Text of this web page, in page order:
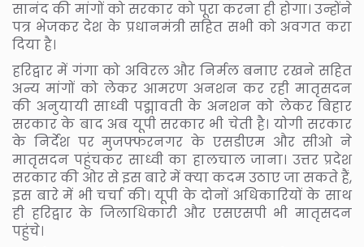
सानंद की मांगों को सरकार को पूरा करना ही होगा। उन्होंने
पत्र भेजकर देश के प्रधानमंत्री सहित सभी को अवगत करा
दिया है।
हरिद्वार में गंगा को अविरल और निर्मल बनाए रखने सहित
अन्य मांगों को लेकर आमरण अनशन कर रही मातृसदन
की अनुयायी साध्वी पद्मावती के अनशन को लेकर बिहार
सरकार के बाद अब यूपी सरकार भी चेती है। योगी सरकार
के निर्देश पर मुजफ्फरनगर के एसडीएम और सीओ ने
मातृसदन पहुंचकर साध्वी का हालचाल जाना। उत्तर प्रदेश
सरकार की ओर से इस बारे में क्या कदम उठाए जा सकते हैं,
इस बारे में भी चर्चा की। यूपी के दोनों अधिकारियों के साथ
ही हरिद्वार के जिलाधिकारी और एसएसपी भी मातृसदन
पहुंचे।